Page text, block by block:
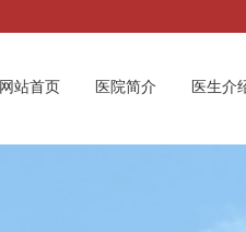
网站首页 医院简介 医生介